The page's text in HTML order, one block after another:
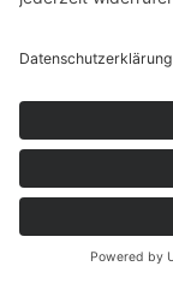
Aktuelles
Impressum |
Datenschutz